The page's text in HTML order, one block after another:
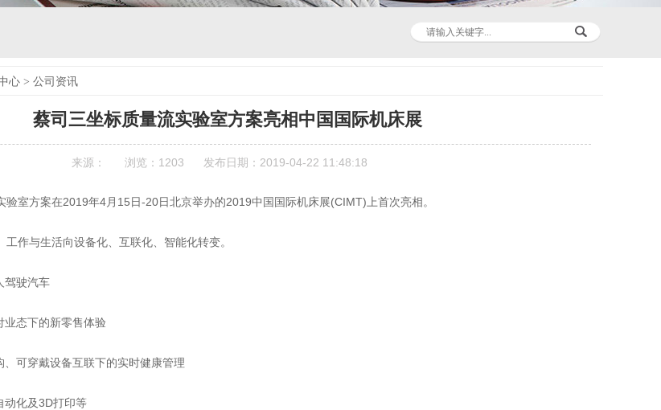
心 > 公司资讯
蔡司三坐标质量流实验室方案亮相中国国际机床展
来源： 浏览： 1203 发布日期：2019-04-22 11:48:18
验室方案在2019年4月15日-20日北京举办的2019中国国际机床展(CIMT)上首次亮相。
作与生活向设备化、互联化、智能化转变。
驶汽车
态下的新零售体验
穿戴设备互联下的实时健康管理
化及3D打印等